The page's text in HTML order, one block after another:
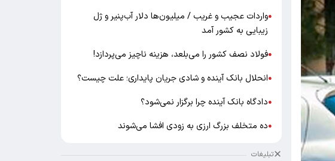
●واردات عجیب و غریب / میلیون‌ها دلار آب‌پنیر و ژل
زیبایی به کشور آمد
●فولاد نصف کشور را می‌بلعد، هزینه ناچیز می‌پردازد!
●انحلال بانک آینده و شادی جریان پایداری؛ علت چیست؟
●دادگاه بانک آینده چرا برگزار نمی‌شود؟
●ده متخلف بزرگ ارزی به زودی افشا می‌شوند
تبلیغات